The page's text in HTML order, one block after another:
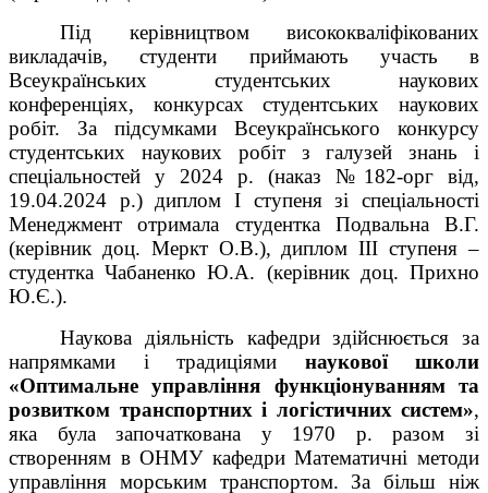
Під керівництвом висококваліфікованих
викладачів, студенти приймають участь в
Всеукраїнських студентських наукових
конференціях, конкурсах студентських наукових
робіт. За підсумками Всеукраїнського конкурсу
студентських наукових робіт з галузей знань і
спеціальностей у 2024 р. (наказ №182-орг від,
19.04.2024 р.) диплом І ступеня зі спеціальності
Менеджмент отримала студентка Подвальна В.Г.
(керівник доц. Меркт О.В.), диплом ІІІ ступеня –
студентка Чабаненко Ю.А. (керівник доц. Прихно
Ю.Є.).
Наукова діяльність кафедри здійснюється за
напрямками і традиціями наукової школи
«Оптимальне управління функціонуванням та
розвитком транспортних і логістичних систем»,
яка була започаткована у 1970 р. разом зі
створенням в ОНМУ кафедри Математичні методи
управління морським транспортом. За більш ніж